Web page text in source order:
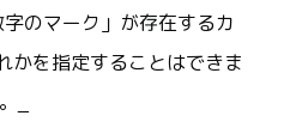
のマーク」が存在するカ
かを指定することはできま
_